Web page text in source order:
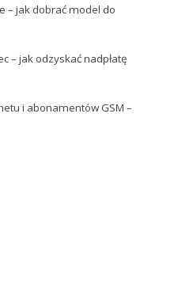
– jak dobrać model do
– jak odzyskać nadpłatę
i abonamentów GSM –